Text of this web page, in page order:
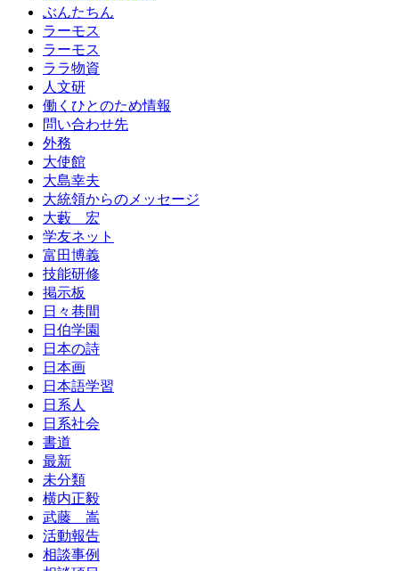
ぶんたちん
ラーモス
ラーモス
ララ物資
人文研
働くひとのため情報
問い合わせ先
外務
大使館
大島幸夫
大統領からのメッセージ
大藪 宏
学友ネット
富田博義
技能研修
掲示板
日々巷間
日伯学園
日本の詩
日本画
日本語学習
日系人
日系社会
書道
最新
未分類
横内正毅
武藤 嵩
活動報告
相談事例